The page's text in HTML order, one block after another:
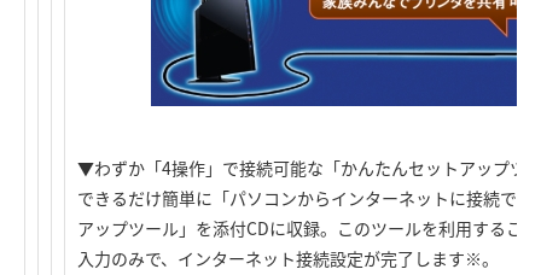
▼わずか「4操作」で接続可能な「かんたんセットアップツ
できるだけ簡単に「パソコンからインターネットに接続で
アップツール」を添付CDに収録。このツールを利用するこ
入力のみで、インターネット接続設定が完了します※。